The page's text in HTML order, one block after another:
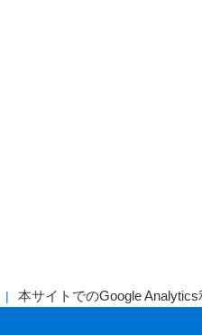
本サイトでのGoogle